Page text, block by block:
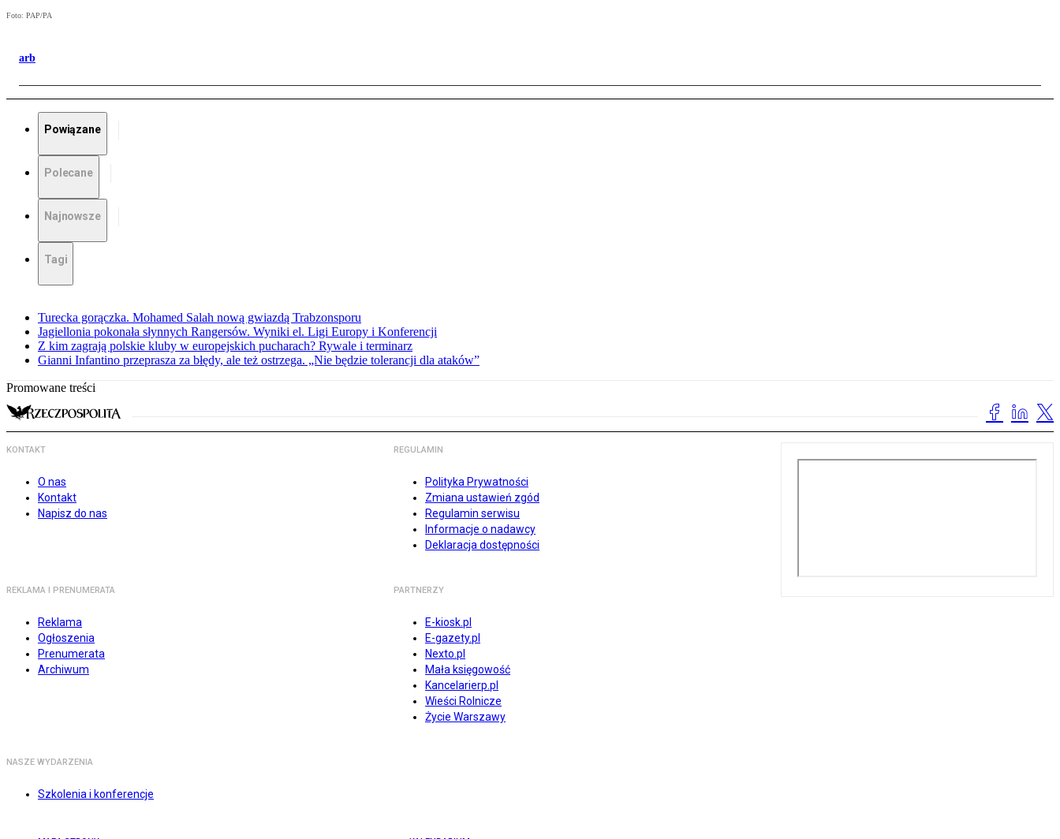
Foto: PAP/PA
arb
Powiązane
Polecane
Najnowsze
Tagi
Turecka gorączka. Mohamed Salah nową gwiazdą Trabzonsporu
Jagiellonia pokonała słynnych Rangersów. Wyniki el. Ligi Europy i Konferencji
Z kim zagrają polskie kluby w europejskich pucharach? Rywale i terminarz
Gianni Infantino przeprasza za błędy, ale też ostrzega. „Nie będzie tolerancji dla ataków”
Promowane treści
KONTAKT
O nas
Kontakt
Napisz do nas
REGULAMIN
Polityka Prywatności
Zmiana ustawień zgód
Regulamin serwisu
Informacje o nadawcy
Deklaracja dostępności
REKLAMA I PRENUMERATA
Reklama
Ogłoszenia
Prenumerata
Archiwum
PARTNERZY
E-kiosk.pl
E-gazety.pl
Nexto.pl
Mała księgowość
Kancelarierp.pl
Wieści Rolnicze
Życie Warszawy
NASZE WYDARZENIA
Szkolenia i konferencje